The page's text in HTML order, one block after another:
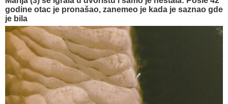
godine otac je pronašao, zanemeo je kada je saznao gde
je bila